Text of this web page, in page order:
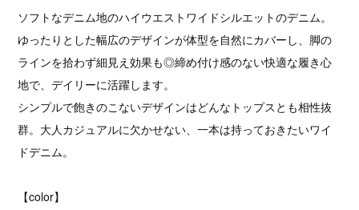
ソフトなデニム地のハイウエストワイドシルエットのデニム。
ゆったりとした幅広のデザインが体型を自然にカバーし、脚の
ラインを拾わず細見え効果も◎締め付け感のない快適な履き心
地で、デイリーに活躍します。
シンプルで飽きのこないデザインはどんなトップスとも相性抜
群。大人カジュアルに欠かせない、一本は持っておきたいワイ
ドデニム。
【color】